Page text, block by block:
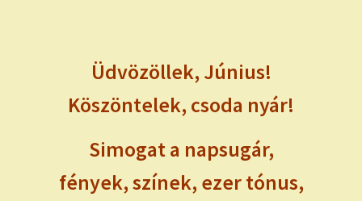
Üdvözöllek, Június!
Köszöntelek, csoda nyár!
Simogat a napsugár,
fények, színek, ezer tónus,